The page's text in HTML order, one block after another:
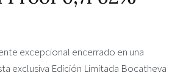
excepcional encerrado en una
exclusiva Edición Limitada Bocatheva